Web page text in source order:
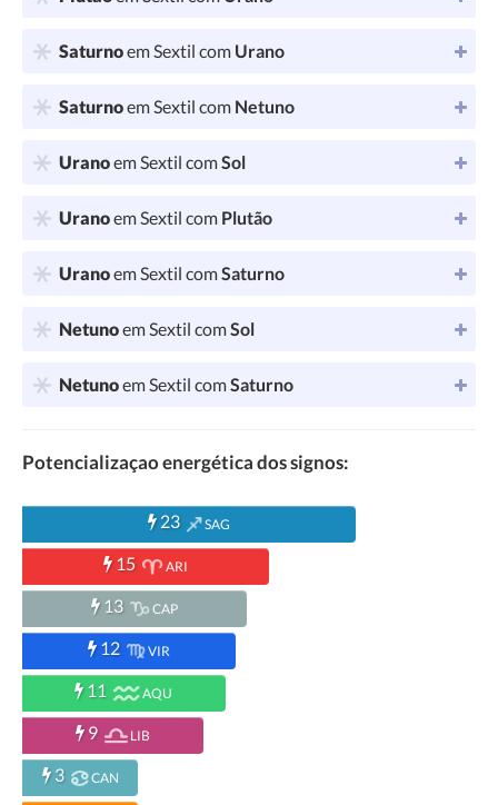
Saturnoem Sextil com Urano
Saturnoem Sextil com Netuno
Uranoem Sextil comSol
Uranoem Sextil com Plutão
Uranoem Sextil comSaturno
Netunoem Sextil comSol
Netunoem Sextil comSaturno
Potencializaçao energética dos signos:
23 SAG
15 ARI
13 CAP
12 VIR
11 AQU
9 LIB
3 CAN